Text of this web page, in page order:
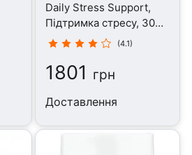
Daily Stress Support,
Підтримка стресу, 30
мл
(4.1)
1801 грн
Доставлення